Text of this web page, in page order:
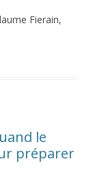
Fierain,
le
préparer